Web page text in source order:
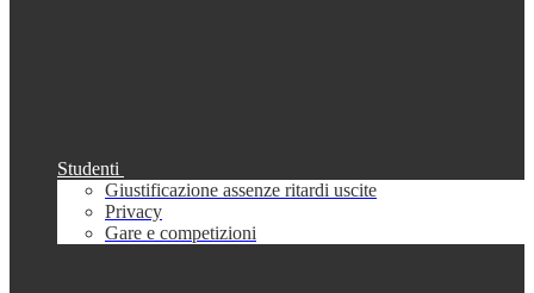
Studenti
Giustificazione assenze ritardi uscite
Privacy
Gare e competizioni